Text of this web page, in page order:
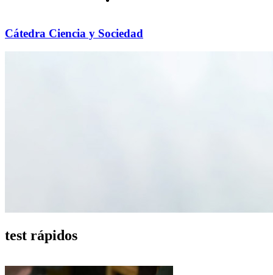
Cátedra Ciencia y Sociedad
test rápidos